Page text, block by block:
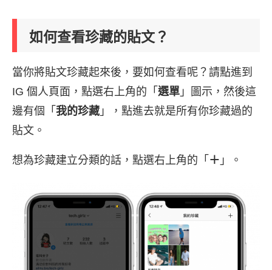
如何查看珍藏的貼文？
當你將貼文珍藏起來後，要如何查看呢？請點進到
IG 個人頁面，點選右上角的「 選單 」圖示，然後這
邊有個「 我的珍藏 」，點進去就是所有你珍藏過的
貼文。
想為珍藏建立分類的話，點選右上角的「 ＋ 」。